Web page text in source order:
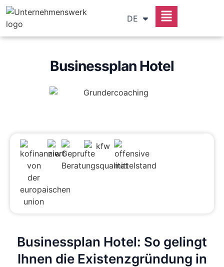
DE
SR
Businessplan Hotel
Businessplan Hotel: So gelingt
Ihnen die Existenzgründung in